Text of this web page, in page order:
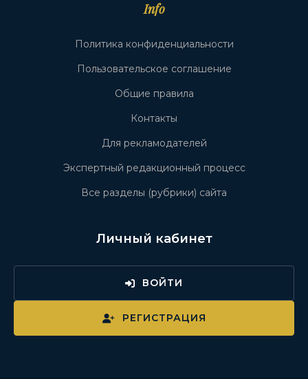
Info
Политика конфиденциальности
Пользовательское соглашение
Общие правила
Контакты
Для рекламодателей
Экспертный редакционный процесс
Все разделы (рубрики) сайта
Личный кабинет
ВОЙТИ
РЕГИСТРАЦИЯ